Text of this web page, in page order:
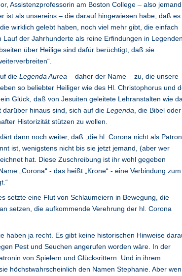
Assistenzprofessorin am Boston College – also jemand,
ist als unsereins – die darauf hingewiesen habe, daß es
die wirklich gelebt haben, noch viel mehr gibt, die einfach
Lauf der Jahrhunderte als reine Erfindungen in Legenden
über Heilige sind dafür berüchtigt, daß sie
die Legenda Aurea – daher der Name – zu, die unsere
so beliebter Heiliger wie des Hl. Christophorus und
Glück, daß von Jesuiten geleitete Lehranstalten wie
darüber hinaus sind, sich auf die Legenda , die Bibel oder
Historizität stützen zu wollen.
dann noch weiter, daß „die hl. Corona nicht als
ist, wenigstens nicht bis sie jetzt jemand, (aber wer
hat. Diese Zuschreibung ist ihr wohl gegeben
„Corona“ - das heißt „Krone“ - eine Verbindung zum
setzte eine Flut von Schlaumeiern in Bewegung, die
setzen, die aufkommende Verehrung der hl. Corona
haben ja recht. Es gibt keine historischen Hinweise
Pest und Seuchen angerufen worden wäre. In der
von Spielern und Glücksrittern. Und in ihrem
höchstwahrscheinlich den Namen Stephanie. Aber wen